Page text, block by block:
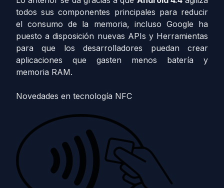
todos sus componentes principales para reducir
el consumo de la memoria, incluso Google ha
puesto a disposición nuevas APIs y Herramientas
para que los desarrolladores puedan crear
aplicaciones que gasten menos batería y
memoria RAM.
Novedades en tecnología NFC